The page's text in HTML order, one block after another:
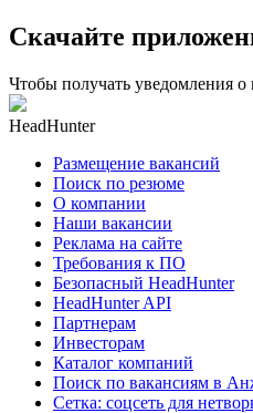
Скачайте
Чтобы получать уведомления
HeadHunter
Размещение вакансий
Поиск по резюме
О компании
Наши вакансии
Реклама на сайте
Требования к ПО
Безопасный HeadHunter
HeadHunter API
Партнерам
Инвесторам
Каталог компаний
Поиск по вакансиям в
Сетка: соцсеть для